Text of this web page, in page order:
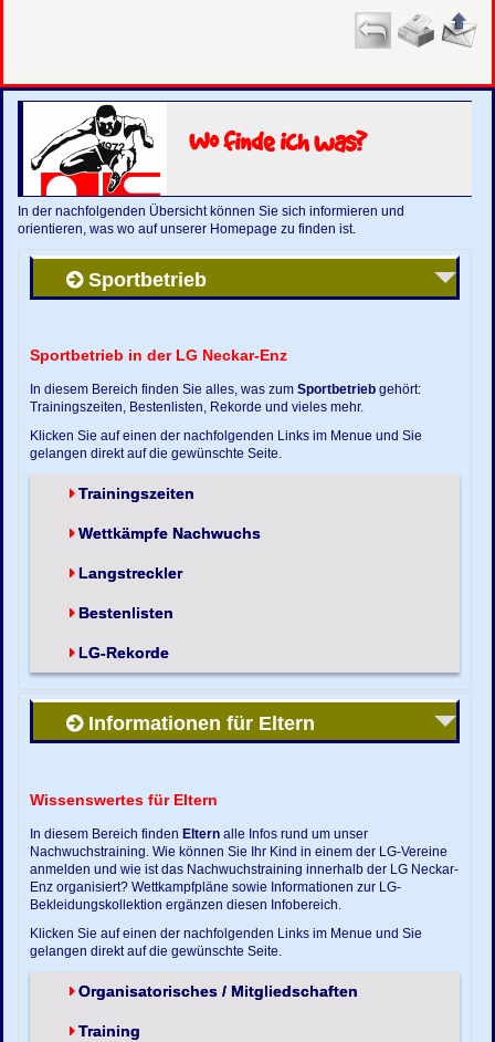
Wo finde ich was?
In der nachfolgenden Übersicht können Sie sich informieren und
orientieren, was wo auf unserer Homepage zu finden ist.
Sportbetrieb
Sportbetrieb in der LG Neckar-Enz
In diesem Bereich finden Sie alles, was zumSportbetrieb gehört:
Trainingszeiten, Bestenlisten, Rekorde und vieles mehr.
Klicken Sie auf einen der nachfolgenden Links im Menue und Sie
gelangen direkt auf die gewünschte Seite.
Trainingszeiten
Wettkämpfe Nachwuchs
Langstreckler
Bestenlisten
LG-Rekorde
Informationen für Eltern
Wissenswertes für Eltern
In diesem Bereich finden Eltern alle Infos rund um unser
Nachwuchstraining. Wie können Sie Ihr Kind in einem der LG-Vereine
anmelden und wie ist das Nachwuchstraining innerhalb der LG Neckar-
Enz organisiert? Wettkampfpläne sowie Informationen zur LG-
Bekleidungskollektion ergänzen diesen Infobereich.
Klicken Sie auf einen der nachfolgenden Links im Menue und Sie
gelangen direkt auf die gewünschte Seite.
Organisatorisches / Mitgliedschaften
Training